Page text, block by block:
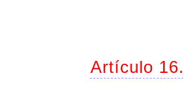
Artículo 16.